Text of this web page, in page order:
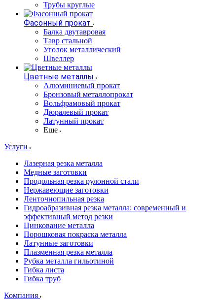
Трубы круглые
Фасонный прокат
Балка двутавровая
Тавр стальной
Уголок металлический
Швеллер
Цветные металлы
Алюминиевый прокат
Бронзовый металлопрокат
Вольфрамовый прокат
Дюралевый прокат
Латунный прокат
Еще
Услуги
Лазерная резка металла
Медные заготовки
Продольная резка рулонной стали
Нержавеющие заготовки
Ленточнопильная резка
Гидроабразивная резка металла: современный и
эффективный метод резки
Цинкование металла
Порошковая покраска металла
Латунные заготовки
Плазменная резка металла
Рубка металла гильотиной
Гибка листа
Гибка труб
Компания